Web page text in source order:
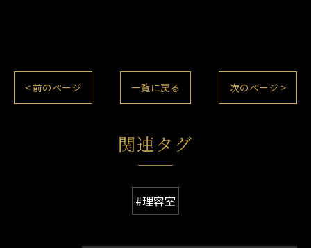
< 前のページ 一覧に戻る 次のページ >
関連タグ
#理容室